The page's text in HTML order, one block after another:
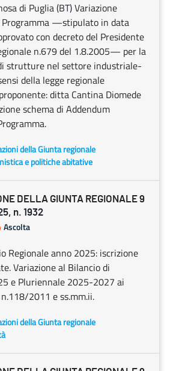
di Puglia (BT) Variazione
Programma —stipulato in data
con decreto del Presidente
n.679 del 1.8.2005— per la
strutture nel settore industriale-
della legge regionale
ditta Cantina Diomede
schema di Addendum
della Giunta regionale
e politiche abitative
DELLA GIUNTA REGIONALE 9
n. 1932
Ascolta
Regionale anno 2025: iscrizione
Variazione al Bilancio di
e Pluriennale 2025-2027 ai
2011 e ss.mm.ii.
della Giunta regionale